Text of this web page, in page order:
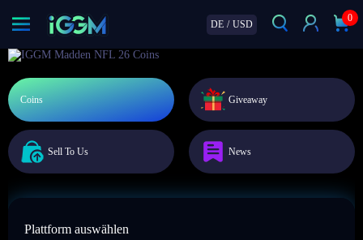
DE / USD
0
Coins Giveaway
Sell To Us News
Plattform auswählen